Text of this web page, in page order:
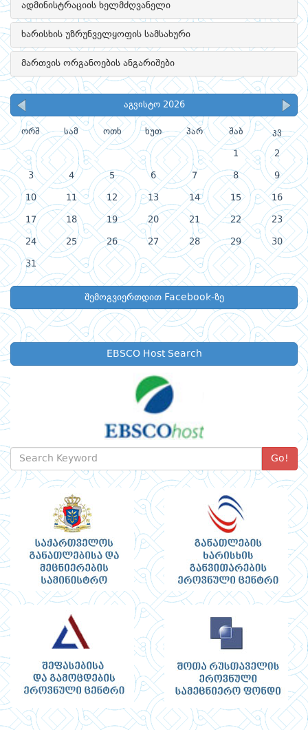
ადმინისტრაციის ხელმძღვანელი
ხარისხის უზრუნველყოფის სამსახური
მართვის ორგანოების ანგარიშები
აგვისტო 2026
ორშ სამ ოთხ ხუთ პარ შაბ კვ
1 2
3 4 5 6 7 8 9
10 11 12 13 14 15 16
17 18 19 20 21 22 23
24 25 26 27 28 29 30
31
შემოგვიერთდით Facebook-ზე
EBSCO Host Search
Go!